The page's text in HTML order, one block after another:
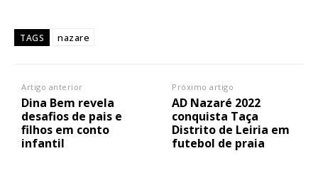
TAGS nazare
Artigo anterior
Dina Bem revela
desafios de pais e
filhos em conto
infantil
Próximo artigo
AD Nazaré 2022
conquista Taça
Distrito de Leiria em
futebol de praia